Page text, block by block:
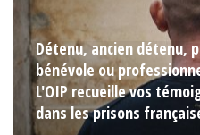
Détenu, ancien détenu,
bénévole ou
L'OIP recueille vos
dans les prisons